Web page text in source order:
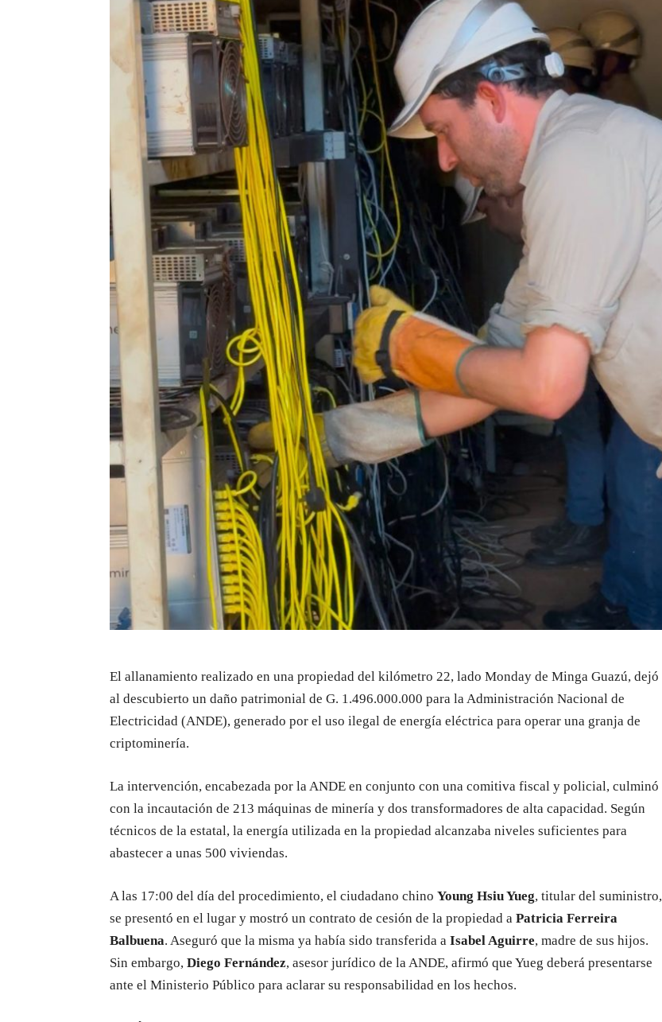
El allanamiento realizado en una propiedad del kilómetro 22, lado Monday de Minga Guazú, dejó
al descubierto un daño patrimonial de G. 1.496.000.000 para la Administración Nacional de
Electricidad (ANDE), generado por el uso ilegal de energía eléctrica para operar una granja de
criptominería.
La intervención, encabezada por la ANDE en conjunto con una comitiva fiscal y policial, culminó
con la incautación de 213 máquinas de minería y dos transformadores de alta capacidad. Según
técnicos de la estatal, la energía utilizada en la propiedad alcanzaba niveles suficientes para
abastecer a unas 500 viviendas.
A las 17:00 del día del procedimiento, el ciudadano chino Young Hsiu Yueg, titular del suministro,
se presentó en el lugar y mostró un contrato de cesión de la propiedad a Patricia Ferreira
Balbuena. Aseguró que la misma ya había sido transferida a Isabel Aguirre, madre de sus hijos.
Sin embargo, Diego Fernández, asesor jurídico de la ANDE, afirmó que Yueg deberá presentarse
ante el Ministerio Público para aclarar su responsabilidad en los hechos.